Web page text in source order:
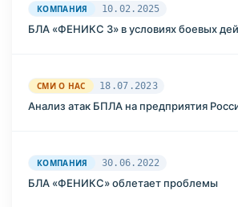
КОМПАНИЯ 10.02.2025
БЛА «ФЕНИКС 3» в условиях боевых
СМИ О НАС 18.07.2023
Анализ атак БПЛА на предприятия
КОМПАНИЯ 30.06.2022
БЛА «ФЕНИКС» облетает проблемы